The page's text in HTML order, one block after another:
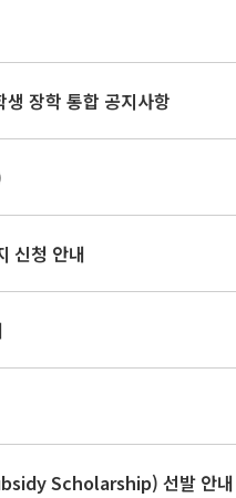
장학 통합 공지사항
신청 안내
Scholarship) 선발 안내